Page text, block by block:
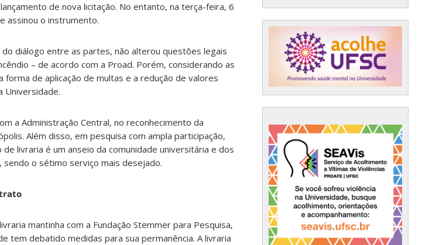
de nova licitação. No entanto, na terça-feira, 6
assinou o instrumento.
diálogo entre as partes, não alterou questões legais
– de acordo com a Proad. Porém, considerando as
forma de aplicação de multas e a redução de valores
Universidade.
a Administração Central, no reconhecimento da
Além disso, em pesquisa com ampla participação,
livraria é um anseio da comunidade universitária e dos
o sétimo serviço mais desejado.
mantinha com a Fundação Stemmer para Pesquisa,
tem debatido medidas para sua permanência. A livraria